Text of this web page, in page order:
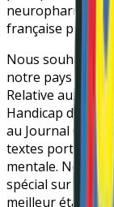
française
Nous
notre pays a pris
Relative aux
Handicap de
au Journal
textes portant
mentale. Nous
spécial sur le
meilleur état de